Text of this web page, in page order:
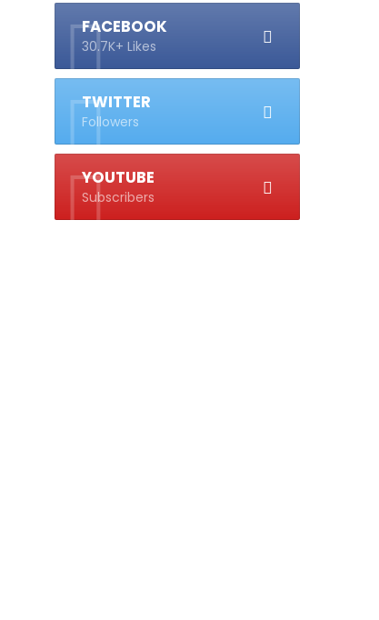
FACEBOOK
30.7K+ Likes
TWITTER
Followers
YOUTUBE
Subscribers